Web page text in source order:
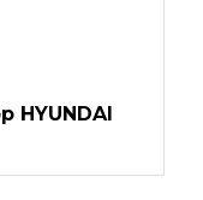
HYUNDAI